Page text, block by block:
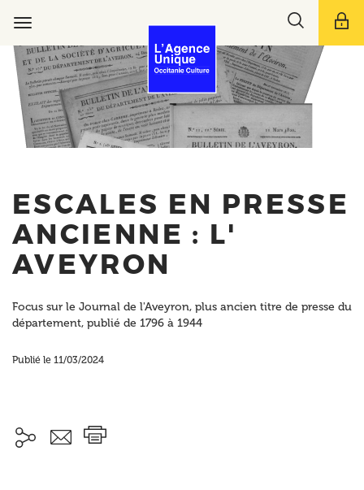
principalnavigation
Toggle
ESCALES EN PRESSE
ANCIENNE : L'
AVEYRON
Focus sur le Journal de l'Aveyron, plus ancien titre de presse du
département, publié de 1796 à 1944
Publié le 11/03/2024